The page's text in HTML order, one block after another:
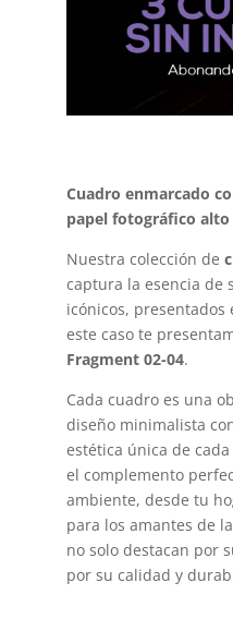
Cuadro enmarcado
papel fotográfico alto
Nuestra colección de
captura la esencia de
icónicos,
este caso te
Fragment 02-04.
Cada cuadro es una
diseño minimalista
estética única de
el complemento
ambiente, desde tu
para los amantes de
no solo destacan por
por su calidad y